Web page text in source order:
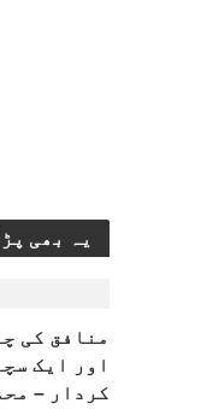
یہ بھی
منافق کی
اور ایک
کردار –